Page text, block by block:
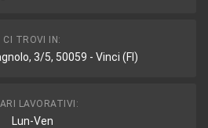
CI TROVI IN:
3/5, 50059 - Vinci (FI)
LAVORATIVI:
Lun-Ven